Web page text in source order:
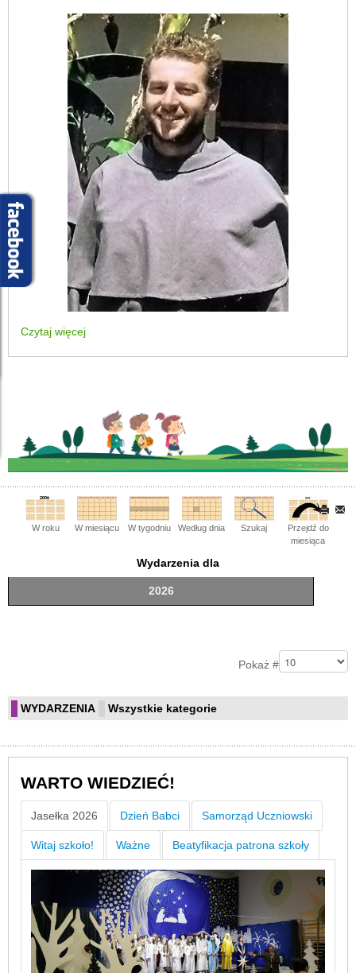
Czytaj więcej
W roku W miesiącu W tygodniu Według dnia Szukaj
Przejdź do
miesiąca
Wydarzenia dla
2026
Pokaż #
WYDARZENIA Wszystkie kategorie
WARTO WIEDZIEĆ!
Jasełka 2026 Dzień Babci Samorząd Uczniowski
Witaj szkoło! Ważne Beatyfikacja patrona szkoły